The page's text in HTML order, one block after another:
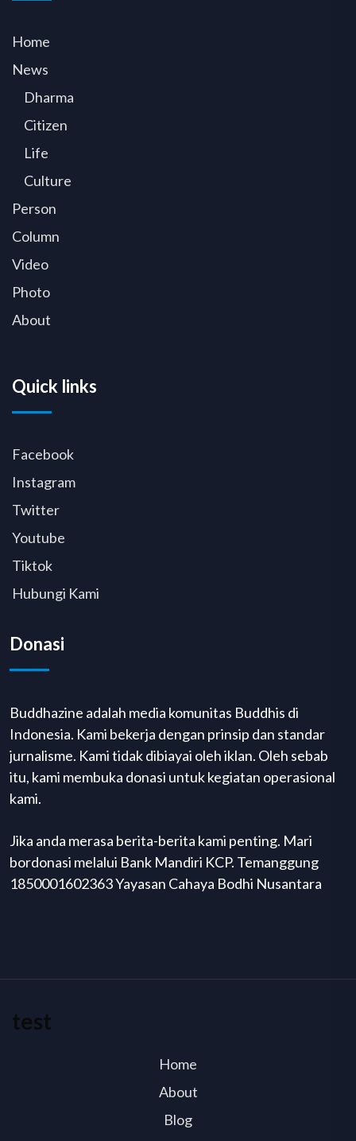
Home
News
Dharma
Citizen
Life
Culture
Person
Column
Video
Photo
About
Quick links
Facebook
Instagram
Twitter
Youtube
Tiktok
Hubungi Kami
Donasi
Buddhazine adalah media komunitas Buddhis di
Indonesia. Kami bekerja dengan prinsip dan standar
jurnalisme. Kami tidak dibiayai oleh iklan. Oleh sebab
itu, kami membuka donasi untuk kegiatan operasional
kami.
Jika anda merasa berita-berita kami penting. Mari
bordonasi melalui Bank Mandiri KCP. Temanggung
1850001602363 Yayasan Cahaya Bodhi Nusantara
test
Home
About
Blog